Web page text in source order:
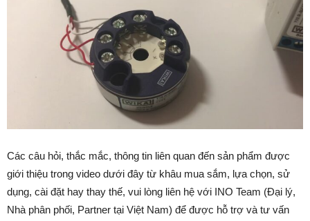
Các câu hỏi, thắc mắc, thông tin liên quan đến sản phẩm được
giới thiệu trong video dưới đây từ khâu mua sắm, lựa chọn, sử
dụng, cài đặt hay thay thế, vui lòng liên hệ với INO Team (Đại lý,
Nhà phân phối, Partner tại Việt Nam) để được hỗ trợ và tư vấn